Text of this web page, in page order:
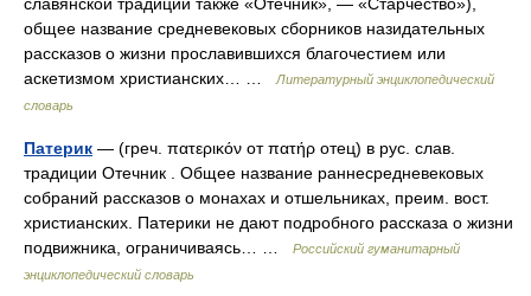
общее название средневековых сборников назидательных
рассказов о жизни прославившихся благочестием или
аскетизмом христианских… …
Литературный энциклопедический
словарь
Патерик — (греч. πατερικόν от πατήρ отец) в рус. слав.
традиции Отечник . Общее название раннесредневековых
собраний рассказов о монахах и отшельниках, преим. вост.
христианских. Патерики не дают подробного рассказа о жизни
подвижника, ограничиваясь… …
Российский гуманитарный
энциклопедический словарь